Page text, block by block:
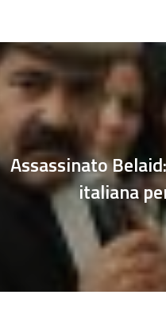
Assassinato
italiana